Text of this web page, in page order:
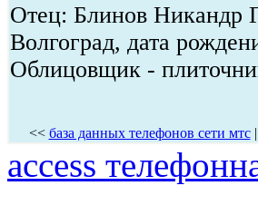
Отец: Блинов Никандр
Волгоград, дата
Облицовщик -
<< база данных телефонов сети мтс||
access